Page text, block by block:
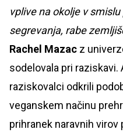
vplive na okolje v
segrevanja, rabe
Rachel Mazac z
sodelovala pri raziskavi.
raziskovalci odkrili
veganskem načinu
prihranek naravnih virov